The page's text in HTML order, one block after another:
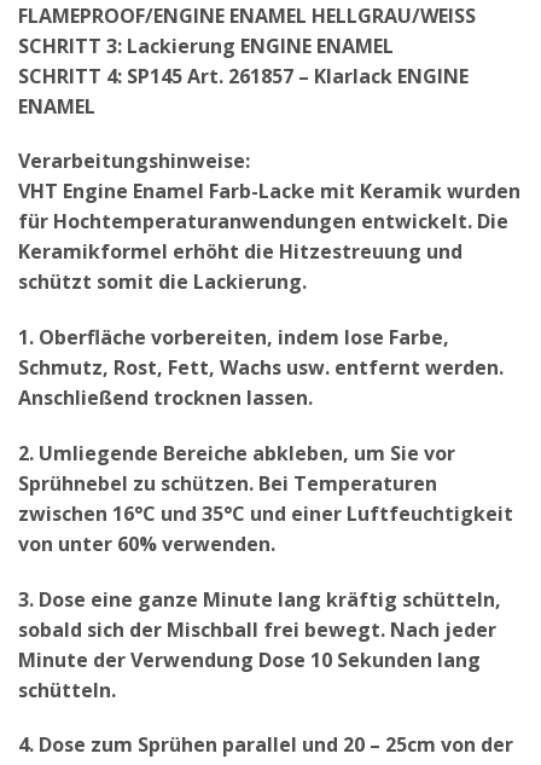
FLAMEPROOF/ENGINE ENAMEL HELLGRAU/WEISS
SCHRITT 3: Lackierung ENGINE ENAMEL
SCHRITT 4: SP145 Art. 261857 – Klarlack ENGINE
ENAMEL
Verarbeitungshinweise:
VHT Engine Enamel Farb-Lacke mit Keramik wurden
für Hochtemperaturanwendungen entwickelt. Die
Keramikformel erhöht die Hitzestreuung und
schützt somit die Lackierung.
1. Oberfläche vorbereiten, indem lose Farbe,
Schmutz, Rost, Fett, Wachs usw. entfernt werden.
Anschließend trocknen lassen.
2. Umliegende Bereiche abkleben, um Sie vor
Sprühnebel zu schützen. Bei Temperaturen
zwischen 16°C und 35°C und einer Luftfeuchtigkeit
von unter 60% verwenden.
3. Dose eine ganze Minute lang kräftig schütteln,
sobald sich der Mischball frei bewegt. Nach jeder
Minute der Verwendung Dose 10 Sekunden lang
schütteln.
4. Dose zum Sprühen parallel und 20 – 25cm von der